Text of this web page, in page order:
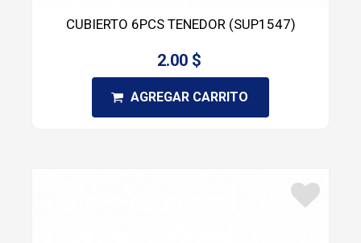
CUBIERTO 6PCS TENEDOR (SUP1547)
2.00 $
AGREGAR CARRITO